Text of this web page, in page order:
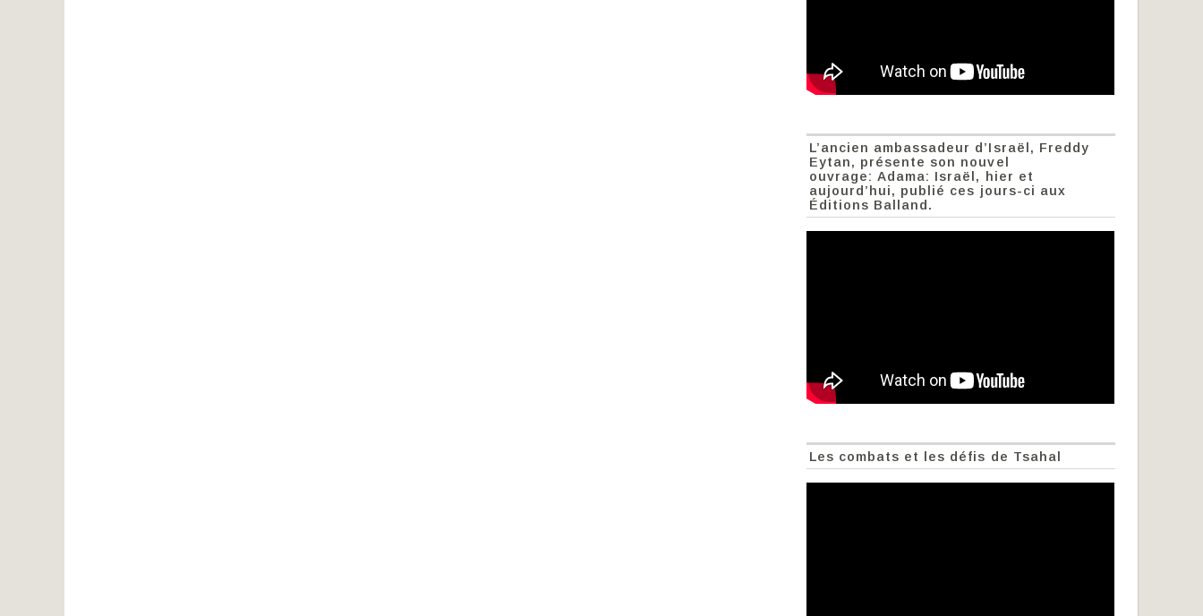
L’ancien ambassadeur d’Israël, Freddy
Eytan, présente son nouvel
ouvrage: Adama: Israël, hier et
aujourd’hui, publié ces jours-ci aux
Éditions Balland.
Les combats et les défis de Tsahal